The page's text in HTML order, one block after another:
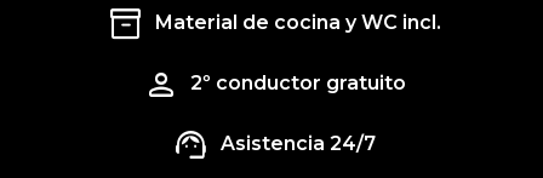
inventory_2 Material de cocina y WC incl.
person 2º conductor gratuito
support_agent Asistencia 24/7